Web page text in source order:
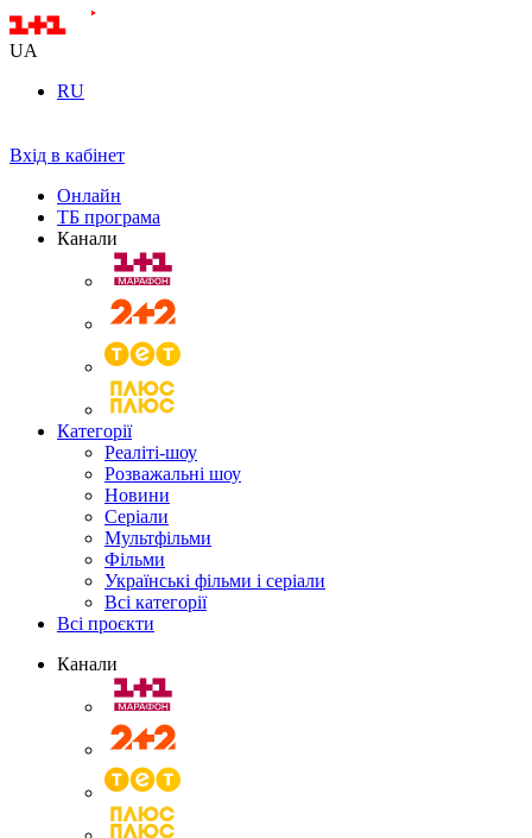
UA
RU
Вхід в кабінет
Онлайн
ТБ програма
Канали
Категорії
Реаліті-шоу
Розважальні шоу
Новини
Серіали
Мультфільми
Фільми
Українські фільми і серіали
Всі категорії
Всі проєкти
Канали